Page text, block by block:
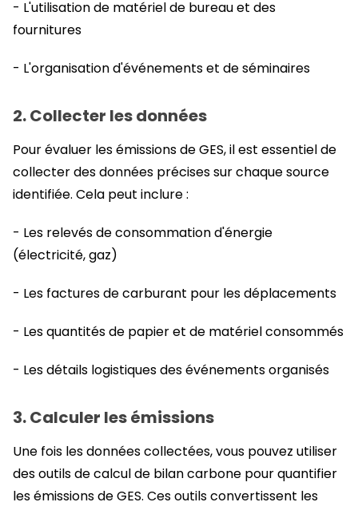
- L'utilisation de matériel de bureau et des
fournitures
- L'organisation d'événements et de séminaires
2. Collecter les données
Pour évaluer les émissions de GES, il est essentiel de
collecter des données précises sur chaque source
identifiée. Cela peut inclure :
- Les relevés de consommation d'énergie
(électricité, gaz)
- Les factures de carburant pour les déplacements
- Les quantités de papier et de matériel consommés
- Les détails logistiques des événements organisés
3. Calculer les émissions
Une fois les données collectées, vous pouvez utiliser
des outils de calcul de bilan carbone pour quantifier
les émissions de GES. Ces outils convertissent les